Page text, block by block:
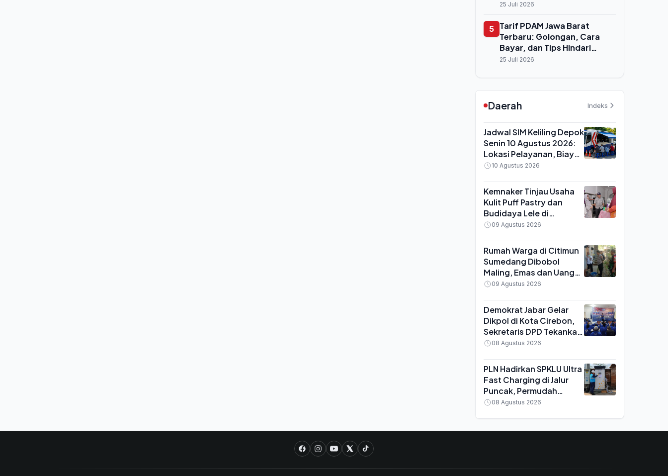
Merah di Bundaran HI,
Digelar
25 Juli 2026
5 Tarif PDAM Jawa Barat
Terbaru: Golongan, Cara
Bayar, dan Tips Hindari
Denda
25 Juli 2026
Daerah Indeks
Jadwal SIM Keliling Depok
Senin 10 Agustus 2026:
Lokasi Pelayanan, Biaya
Resmi dan Syarat
10 Agustus 2026
Kemnaker Tinjau Usaha
Kulit Puff Pastry dan
Budidaya Lele di
Purwakarta, Bantuan
Lapangan Kerja Baru
09 Agustus 2026
Rumah Warga di Citimun
Sumedang Dibobol
Maling, Emas dan Uang
Tunai Ratusan Juta Raib
09 Agustus 2026
Demokrat Jabar Gelar
Dikpol di Kota Cirebon,
Sekretaris DPD Tekankan
Kader Aktif Turun ke
08 Agustus 2026
PLN Hadirkan SPKLU Ultra
Fast Charging di Jalur
Puncak, Permudah
Mobilitas Pengguna
08 Agustus 2026